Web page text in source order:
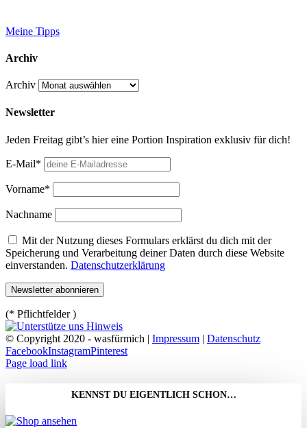
Meine Tipps
Archiv
Archiv
Newsletter
Jeden Freitag gibt’s hier eine Portion Inspiration exklusiv für dich!
E-Mail*
Vorname*
Nachname
Mit der Nutzung dieses Formulars erklärst du dich mit der
Speicherung und Verarbeitung deiner Daten durch diese Website
einverstanden. Datenschutzerklärung
(* Pflichtfelder )
© Copyright 2020 - wasfürmich | Impressum | Datenschutz
FacebookInstagramPinterest
Page load link
KENNST DU EIGENTLICH SCHON…